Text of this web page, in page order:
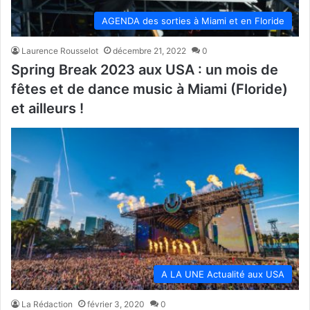
AGENDA des sorties à Miami et en Floride
Laurence Rousselot décembre 21, 2022 0
Spring Break 2023 aux USA : un mois de
fêtes et de dance music à Miami (Floride)
et ailleurs !
A LA UNE Actualité aux USA
La Rédaction février 3, 2020 0